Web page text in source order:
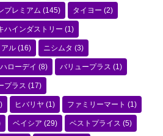
プレミアム (145) タイヨー (2)
ハインダストリー (1)
アル (16) ニシムタ (3)
ハローデイ (8) バリュープラス (1)
プラス (17)
ヒバリヤ (1) ファミリーマート (1)
ベイシア (29) ベストプライス (5)